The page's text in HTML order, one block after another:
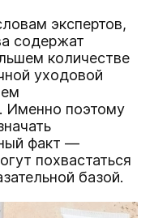
экспертов,
содержат
количестве
уходовой
Именно поэтому
факт —
похвастаться
базой.